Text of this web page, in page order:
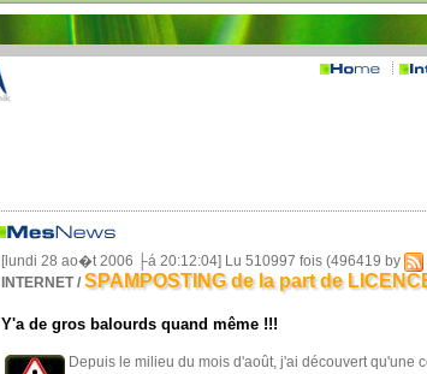
[lundi 28 ao�t 2006 ├á 20:12:04] Lu 510997 fois (496419 by
INTERNET / SPAMPOSTING de la part de
Y'a de gros balourds quand même !!!
Depuis le milieu du mois d'août, j'ai découvert qu'une